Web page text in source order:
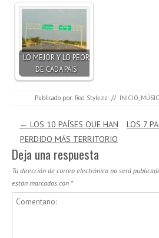
LO MEJOR Y LO PEOR
DE CADA PAÍS
Publicado por: Rod Stylezz // INICIO
Navegación de entradas
← LOS 10 PAÍSES QUE HAN
PERDIDO MÁS TERRITORIO
LOS 7
Deja una respuesta
Tu dirección de correo electrónico no será
están marcados con *